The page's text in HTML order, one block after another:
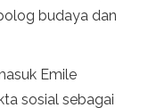
budaya dan
Emile
sosial sebagai